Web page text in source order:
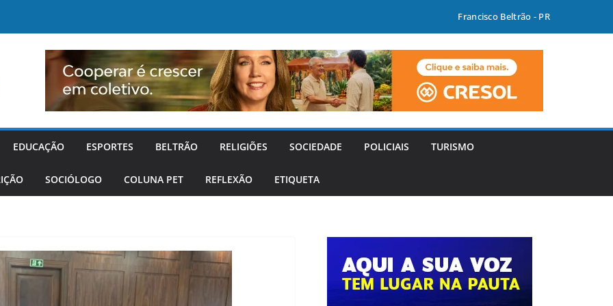
Francisco Beltrão - PR
EDUCAÇÃO ESPORTES BELTRÃO RELIGIÕES SOCIEDADE POLICIAIS TURISMO
SOCIÓLOGO COLUNA PET REFLEXÃO ETIQUETA